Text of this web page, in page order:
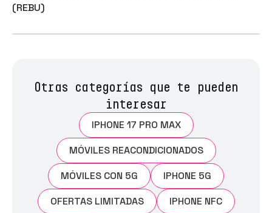
(REBU)
Otras categorías que te pueden
interesar
IPHONE 17 PRO MAX
MÓVILES REACONDICIONADOS
MÓVILES CON 5G
IPHONE 5G
OFERTAS LIMITADAS
IPHONE NFC